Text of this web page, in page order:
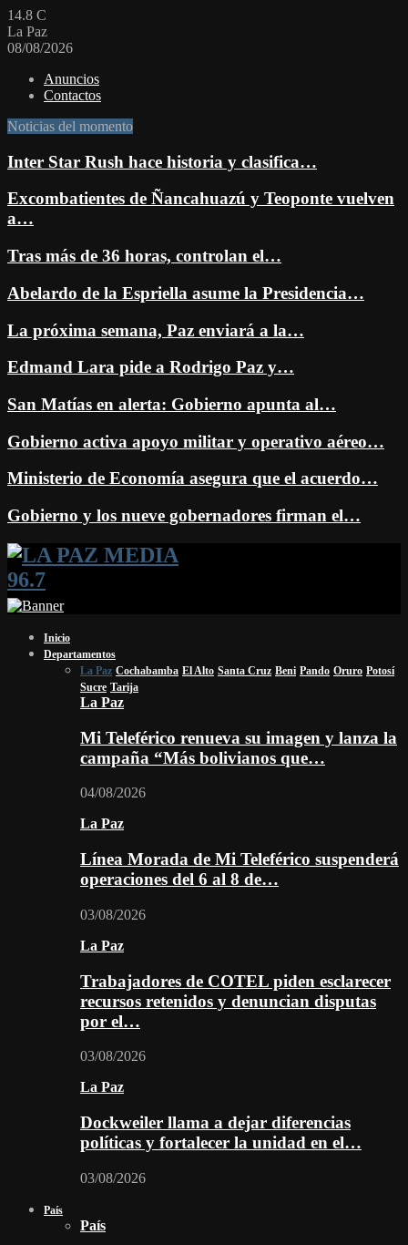
14.8 C
La Paz
08/08/2026
Anuncios
Contactos
Noticias del momento
Inter Star Rush hace historia y clasifica…
Excombatientes de Ñancahuazú y Teoponte vuelven
a…
Tras más de 36 horas, controlan el…
Abelardo de la Espriella asume la Presidencia…
La próxima semana, Paz enviará a la…
Edmand Lara pide a Rodrigo Paz y…
San Matías en alerta: Gobierno apunta al…
Gobierno activa apoyo militar y operativo aéreo…
Ministerio de Economía asegura que el acuerdo…
Gobierno y los nueve gobernadores firman el…
Facebook
Twitter
Instagram
Youtube
Email
Twitch
Whatsapp
Inicio
Departamentos
La Paz Cochabamba El Alto Santa Cruz Beni Pando Oruro Potosí
Sucre Tarija
La Paz
Mi Teleférico renueva su imagen y lanza la
campaña “Más bolivianos que…
04/08/2026
La Paz
Línea Morada de Mi Teleférico suspenderá
operaciones del 6 al 8 de…
03/08/2026
La Paz
Trabajadores de COTEL piden esclarecer
recursos retenidos y denuncian disputas
por el…
03/08/2026
La Paz
Dockweiler llama a dejar diferencias
políticas y fortalecer la unidad en el…
03/08/2026
País
País